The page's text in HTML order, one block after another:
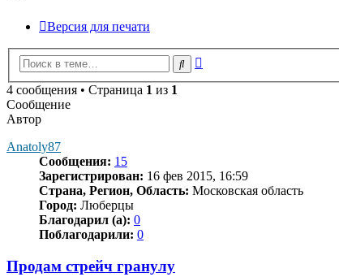
Версия для печати
Поиск
4 сообщения • Страница 1 из 1
Сообщение
Автор
Anatoly87
Сообщения: 15
Зарегистрирован: 16 фев 2015, 16:59
Страна, Регион, Область: Московская область
Город: Люберцы
Благодарил (а): 0
Поблагодарили: 0
Продам стрейч гранулу